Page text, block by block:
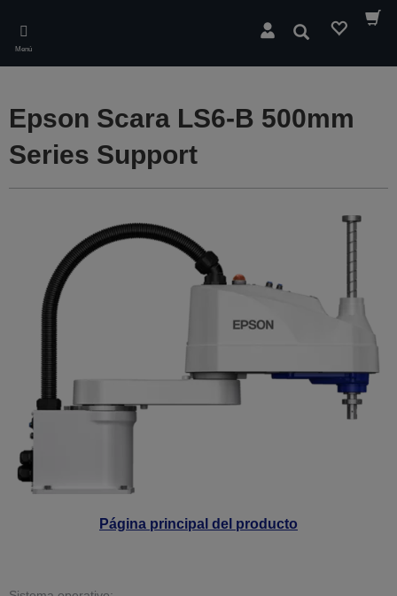
main
content
Menú
Buscar
Página principal del producto
Epson Scara LS6-B 500mm
Series Support